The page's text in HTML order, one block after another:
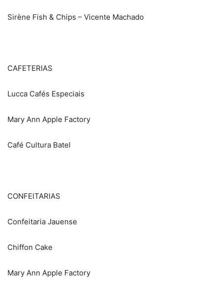
Sirène Fish & Chips – Vicente Machado
CAFETERIAS
Lucca Cafés Especiais
Mary Ann Apple Factory
Café Cultura Batel
CONFEITARIAS
Confeitaria Jauense
Chiffon Cake
Mary Ann Apple Factory